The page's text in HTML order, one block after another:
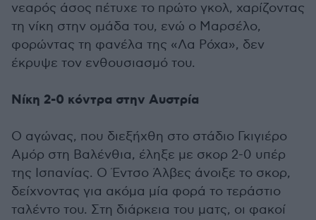
νεαρός άσος πέτυχε το πρώτο γκολ, χαρίζοντας
τη νίκη στην ομάδα του, ενώ ο Μαρσέλο,
φορώντας τη φανέλα της «Λα Ρόχα», δεν
έκρυψε τον ενθουσιασμό του.
Νίκη 2-0 κόντρα στην Αυστρία
Ο αγώνας, που διεξήχθη στο στάδιο Γκιγιέρο
Αμόρ στη Βαλένθια, έληξε με σκορ 2-0 υπέρ
της Ισπανίας. Ο Έντσο Άλβες άνοιξε το σκορ,
δείχνοντας για ακόμα μία φορά το τεράστιο
ταλέντο του. Στη διάρκεια του ματς, οι φακοί